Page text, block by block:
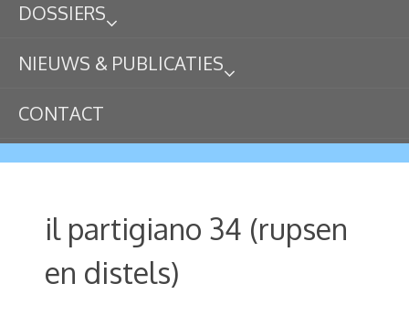
DOSSIERS
NIEUWS & PUBLICATIES
CONTACT
il partigiano 34 (rupsen
en distels)